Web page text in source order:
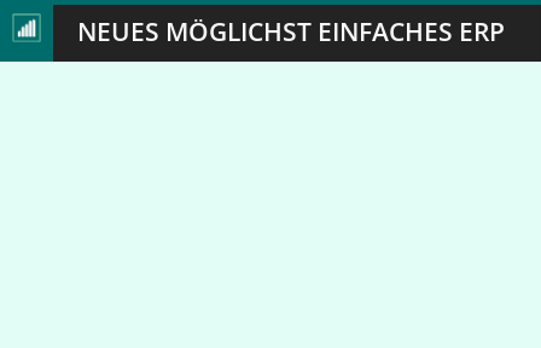
NEUES MÖGLICHST EINFACHES ERP